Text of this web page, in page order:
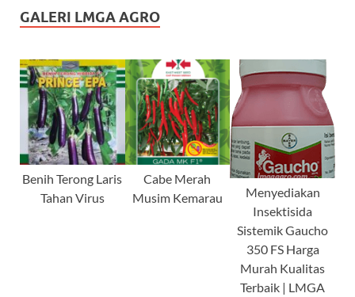
GALERI LMGA AGRO
Benih Terong Laris
Tahan Virus
Cabe Merah
Musim Kemarau
Menyediakan
Insektisida
Sistemik Gaucho
350 FS Harga
Murah Kualitas
Terbaik | LMGA